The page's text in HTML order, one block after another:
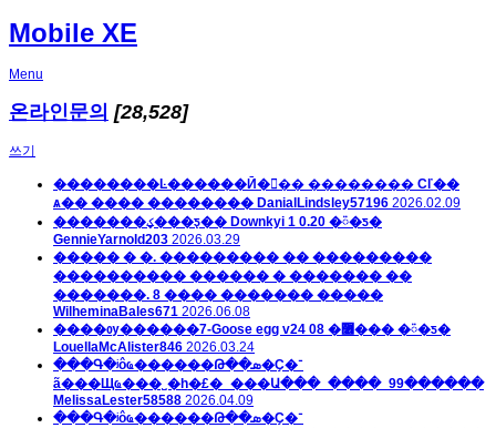
Mobile XE
Menu
온라인문의 [28,528]
쓰기
��������Ŀ������Ӣ�﷭�� �������� Сľ��
ѧ�� ���� �������� DanialLindsley57196 2026.02.09
�������ؼ���ƽ̨�� Downkyi 1 0.20 �ᰮ�ƽ�
GennieYarnold203 2026.03.29
����� � �. ��������� �� ���������
���������� ������ � ������� ��
�������. 8 ���� ������� �����
WilheminaBales671 2026.06.08
����ѹ������7-Goose egg v24 08 �޶��� �ᰮ�ƽ�
LouellaMcAlister846 2026.03.24
���Գ�ʲôҩ������Թ��ܣ�Ҫ�־
ã���Щҩ���˽�һ�£�_���Ա���_����_99������
MelissaLester58588 2026.04.09
���Գ�ʲôҩ������Թ��ܣ�Ҫ�־